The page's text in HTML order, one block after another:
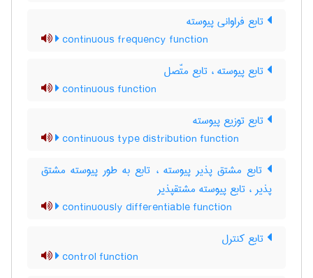
تابع فراوانی پیوسته
continuous frequency function
تابع پیوسته ، تابع متّصل
continuous function
تابع توزیع پیوسته
continuous type distribution function
تابع مشتق پذیر پیوسته ، تابع به طور پیوسته مشتق
پذیر ، تابع پیوسته مشتقپذیر
continuously differentiable function
تابع کنترل
control function